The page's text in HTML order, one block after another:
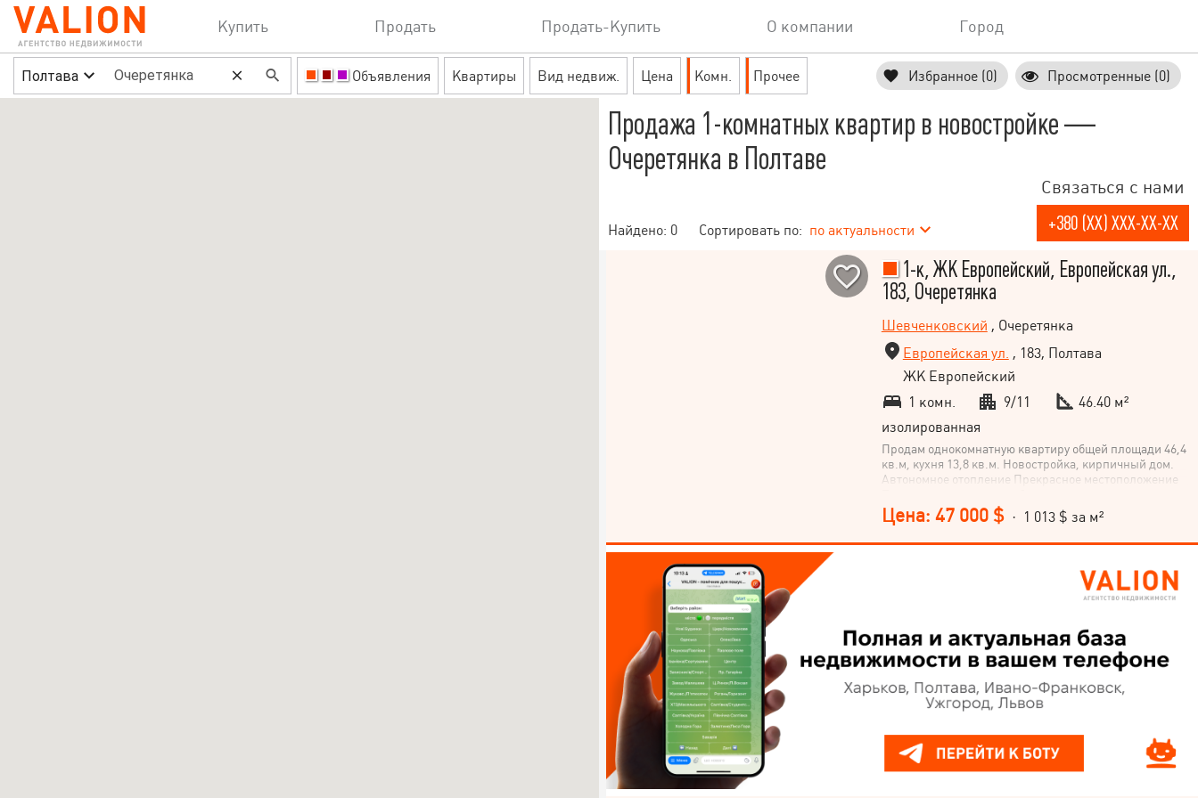
Купить Продать Продать-Купить О компании Город
Полтава Объявления Квартиры Вид недвиж. Цена Комн. Прочее Избранное (0) Просмотренные (0)
Продажа 1-комнатных квартир в новостройке —
Очеретянка в Полтаве
Найдено: 0 Сортировать по: по актуальности
Связаться с нами
+380 (XX) XXX-XX-XX
1-к, ЖК Европейский, Европейская ул.,
183, Очеретянка
Шевченковский , Очеретянка
Европейская ул. , 183, Полтава
ЖК Европейский
1 комн.
9/11
46.40 м²
изолированная
Продам однокомнатную квартиру общей площади 46,4
кв.м, кухня 13,8 кв.м. Новостройка, кирпичный дом.
Автономное отопление Прекрасное местоположение
Цена: 47 000 $· 1 013 $ за м²